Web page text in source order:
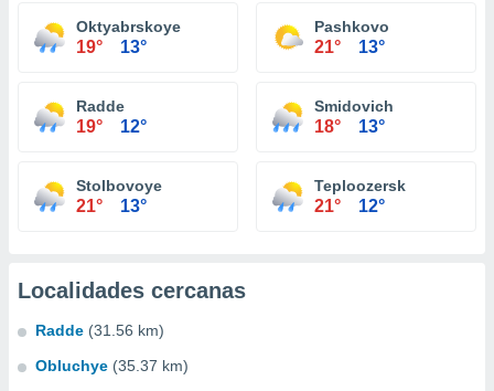
Oktyabrskoye
19° 13°
Pashkovo
21° 13°
Radde
19° 12°
Smidovich
18° 13°
Stolbovoye
21° 13°
Teploozersk
21° 12°
Localidades cercanas
Radde (31.56 km)
Obluchye (35.37 km)